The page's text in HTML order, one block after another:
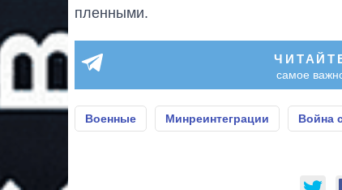
пленными.
самое
Военные Минреинтеграции Война